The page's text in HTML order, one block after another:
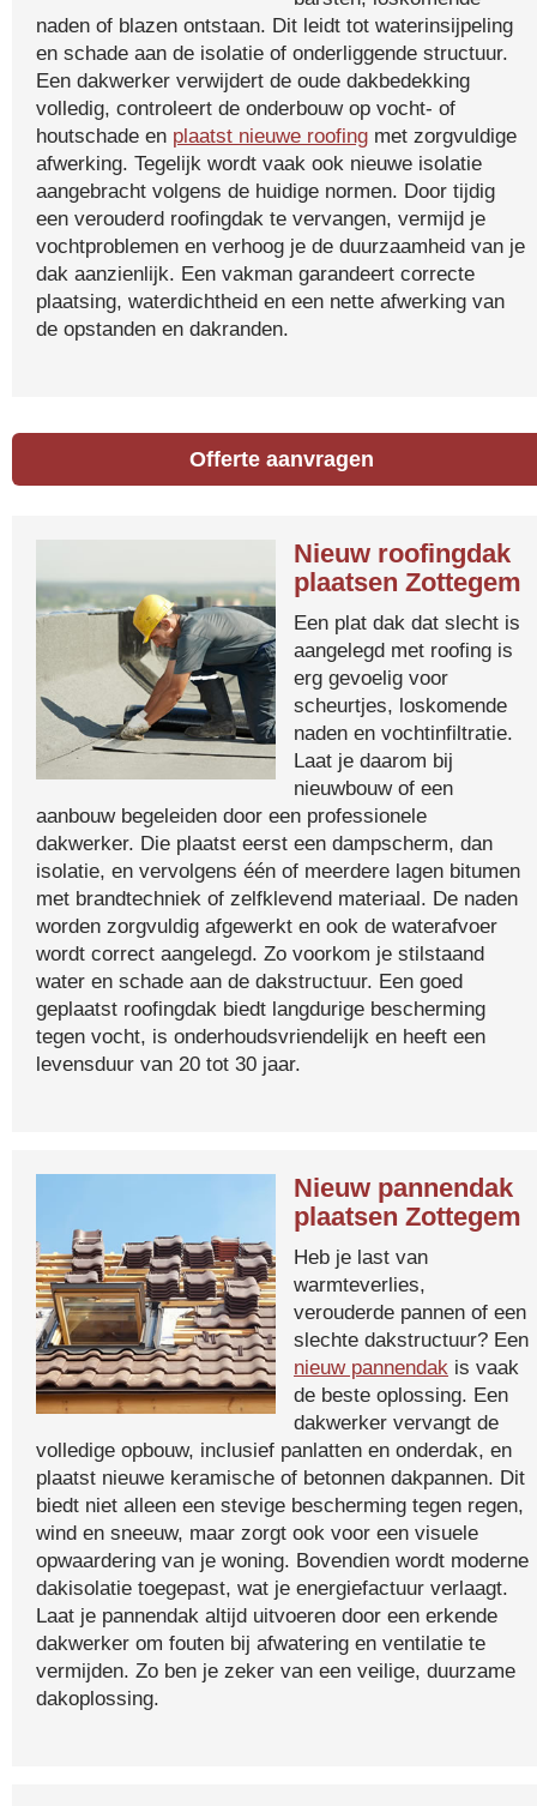
naden of blazen ontstaan. Dit leidt tot waterinsijpeling
en schade aan de isolatie of onderliggende structuur.
Een dakwerker verwijdert de oude dakbedekking
volledig, controleert de onderbouw op vocht- of
houtschade en plaatst nieuwe roofing met zorgvuldige
afwerking. Tegelijk wordt vaak ook nieuwe isolatie
aangebracht volgens de huidige normen. Door tijdig
een verouderd roofingdak te vervangen, vermijd je
vochtproblemen en verhoog je de duurzaamheid van je
dak aanzienlijk. Een vakman garandeert correcte
plaatsing, waterdichtheid en een nette afwerking van
de opstanden en dakranden.
Offerte aanvragen
Nieuw roofingdak
plaatsen Zottegem
Een plat dak dat slecht is
aangelegd met roofing is
erg gevoelig voor
scheurtjes, loskomende
naden en vochtinfiltratie.
Laat je daarom bij
nieuwbouw of een
aanbouw begeleiden door een professionele
dakwerker. Die plaatst eerst een dampscherm, dan
isolatie, en vervolgens één of meerdere lagen bitumen
met brandtechniek of zelfklevend materiaal. De naden
worden zorgvuldig afgewerkt en ook de waterafvoer
wordt correct aangelegd. Zo voorkom je stilstaand
water en schade aan de dakstructuur. Een goed
geplaatst roofingdak biedt langdurige bescherming
tegen vocht, is onderhoudsvriendelijk en heeft een
levensduur van 20 tot 30 jaar.
Nieuw pannendak
plaatsen Zottegem
Heb je last van
warmteverlies,
verouderde pannen of een
slechte dakstructuur? Een
nieuw pannendak is vaak
de beste oplossing. Een
dakwerker vervangt de
volledige opbouw, inclusief panlatten en onderdak, en
plaatst nieuwe keramische of betonnen dakpannen. Dit
biedt niet alleen een stevige bescherming tegen regen,
wind en sneeuw, maar zorgt ook voor een visuele
opwaardering van je woning. Bovendien wordt moderne
dakisolatie toegepast, wat je energiefactuur verlaagt.
Laat je pannendak altijd uitvoeren door een erkende
dakwerker om fouten bij afwatering en ventilatie te
vermijden. Zo ben je zeker van een veilige, duurzame
dakoplossing.